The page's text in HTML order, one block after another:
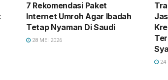
7 Rekomendasi Paket
Internet Umroh Agar Ibadah
Tetap Nyaman Di Saudi
28 MEI 2026
24